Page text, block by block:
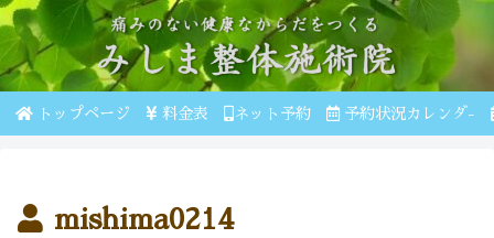
トップページ 料金表 ネット予約 予約状況カレンダ-
mishima0214